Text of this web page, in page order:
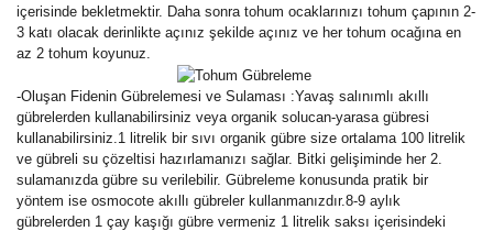
içerisinde bekletmektir. Daha sonra tohum ocaklarınızı tohum çapının 2-
3 katı olacak derinlikte açınız şekilde açınız ve her tohum ocağına en
az 2 tohum koyunuz.
-Oluşan Fidenin Gübrelemesi ve Sulaması :Yavaş salınımlı akıllı
gübrelerden kullanabilirsiniz veya organik solucan-yarasa gübresi
kullanabilirsiniz.1 litrelik bir sıvı organik gübre size ortalama 100 litrelik
ve gübreli su çözeltisi hazırlamanızı sağlar. Bitki gelişiminde her 2.
sulamanızda gübre su verilebilir. Gübreleme konusunda pratik bir
yöntem ise osmocote akıllı gübreler kullanmanızdır.8-9 aylık
gübrelerden 1 çay kaşığı gübre vermeniz 1 litrelik saksı içerisindeki